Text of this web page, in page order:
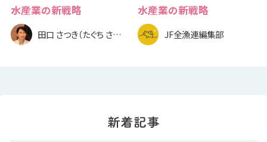
水産業の新戦略
田口 さつき（たぐち さつき）
水産業の新戦略
JF全漁連編集部